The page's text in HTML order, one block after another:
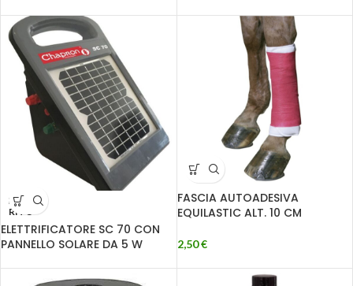
ESAU
RITO
ELETTRIFICATORE SC 70 CON
PANNELLO SOLARE DA 5 W
FASCIA AUTOADESIVA
EQUILASTIC ALT. 10 CM
2,50€